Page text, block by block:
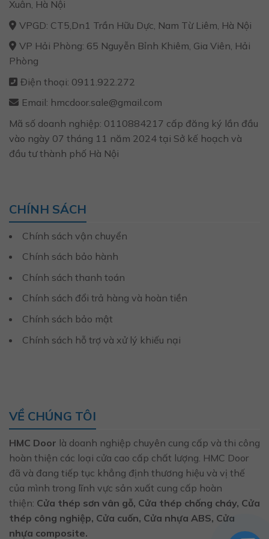
Xuân, Hà Nội
VPGD: CT5,Dn1 Trần Hữu Dực, Nam Từ Liêm, Hà Nội
VP Hải Phòng: 65 Nguyễn Bỉnh Khiêm, Gia Viên, Hải
Phòng
Điện thoại: 0911.922.272
Email: hmcdoor.sale@gmail.com
Mã số doanh nghiệp: 0110884217 cấp đăng ký lần đầu
vào ngày 07 tháng 11 năm 2024 tại Sở kế hoạch và
đầu tư thành phố Hà Nội
CHÍNH SÁCH
Chính sách vận chuyển
Chính sách bảo hành
Chính sách thanh toán
Chính sách đổi trả hàng và hoàn tiền
Chính sách bảo mật
Chính sách hỗ trợ và xử lý khiếu nại
VỀ CHÚNG TÔI
HMC Door là doanh nghiệp chuyên cung cấp và thi công
hoàn thiện các loại cửa cao cấp chất lượng. HMC Door
đã và đang tiếp tục khẳng định thương hiệu và vị thế
của mình trong lĩnh vực sản xuất cung cấp hoàn
thiện: Cửa thép sơn vân gỗ, Cửa thép chống cháy, Cửa
thép công nghiệp, Cửa cuốn, Cửa nhựa ABS, Cửa
nhựa composite.